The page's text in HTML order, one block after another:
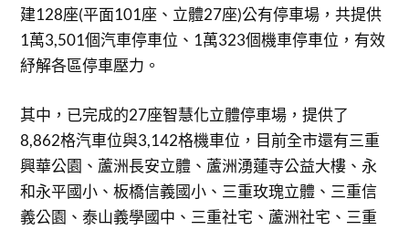
建128座(平面101座、立體27座)公有停車場，共提供
1萬3,501個汽車停車位、1萬323個機車停車位，有效
紓解各區停車壓力。
其中，已完成的27座智慧化立體停車場，提供了
8,862格汽車位與3,142格機車位，目前全市還有三重
興華公園、蘆洲長安立體、蘆洲湧蓮寺公益大樓、永
和永平國小、板橋信義國小、三重玫瑰立體、三重信
義公園、泰山義學國中、三重社宅、蘆洲社宅、三重